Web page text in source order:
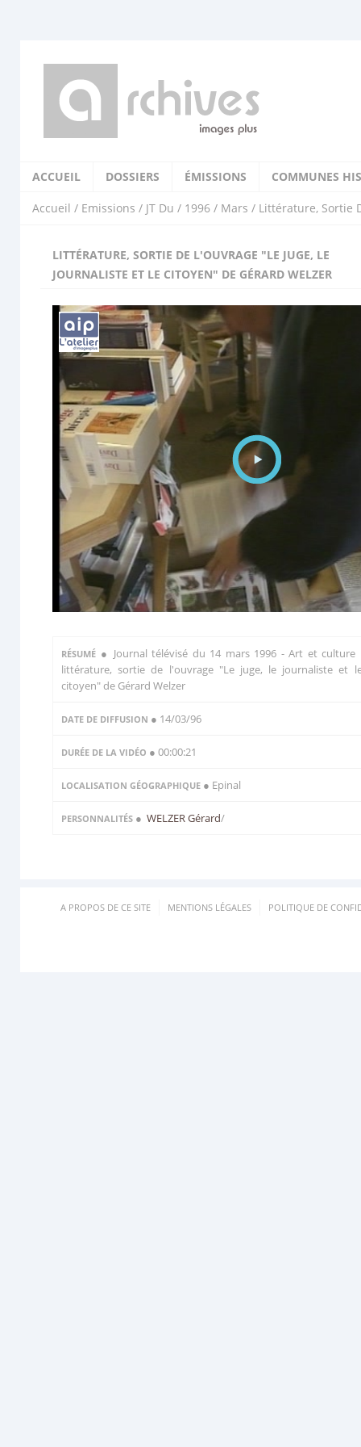
ACCUEIL DOSSIERS ÉMISSIONS COMMUNES
Accueil / Emissions / JT Du / 1996 / Mars / Littérature, Sortie
LITTÉRATURE, SORTIE DE L'OUVRAGE "LE JUGE, LE
JOURNALISTE ET LE CITOYEN" DE GÉRARD WELZER
RÉSUMÉ ● Journal télévisé du 14 mars 1996 - Art et culture
littérature, sortie de l'ouvrage "Le juge, le journaliste et
citoyen" de Gérard Welzer
DATE DE DIFFUSION ● 14/03/96
DURÉE DE LA VIDÉO ● 00:00:21
LOCALISATION GÉOGRAPHIQUE ● Epinal
PERSONNALITÉS ● WELZER Gérard/
A PROPOS DE CE SITE MENTIONS LÉGALES POLITIQUE DE